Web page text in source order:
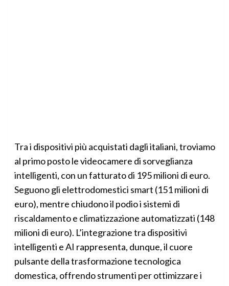
Tra i dispositivi più acquistati dagli italiani, troviamo
al primo posto le videocamere di sorveglianza
intelligenti, con un fatturato di 195 milioni di euro.
Seguono gli elettrodomestici smart (151 milioni di
euro), mentre chiudono il podio i sistemi di
riscaldamento e climatizzazione automatizzati (148
milioni di euro). L’integrazione tra dispositivi
intelligenti e AI rappresenta, dunque, il cuore
pulsante della trasformazione tecnologica
domestica, offrendo strumenti per ottimizzare i